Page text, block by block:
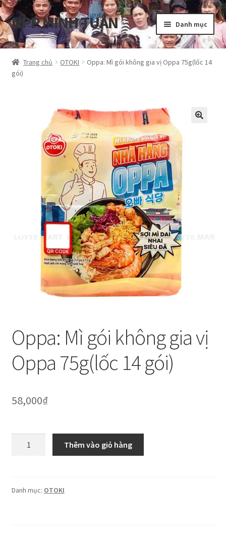
Đi
đến
Điều
hướng
Chuyển
đến
nội
dung
NPP MINH TUẤN Danh mục
Tổng quan
Blog
Hướng dẫn
My account
Privacy Policy
Thanh toán
Về chúng tôi
Yêu cầu xoá tài khoản
Trang chủ OTOKI
Oppa: Mì gói không gia vị Oppa 75g(lốc 14
gói)
Oppa: Mì gói không gia vị
Oppa 75g(lốc 14 gói)
58,000₫
gia
Thêm vào giỏ hàng
Danh mục: OTOKI